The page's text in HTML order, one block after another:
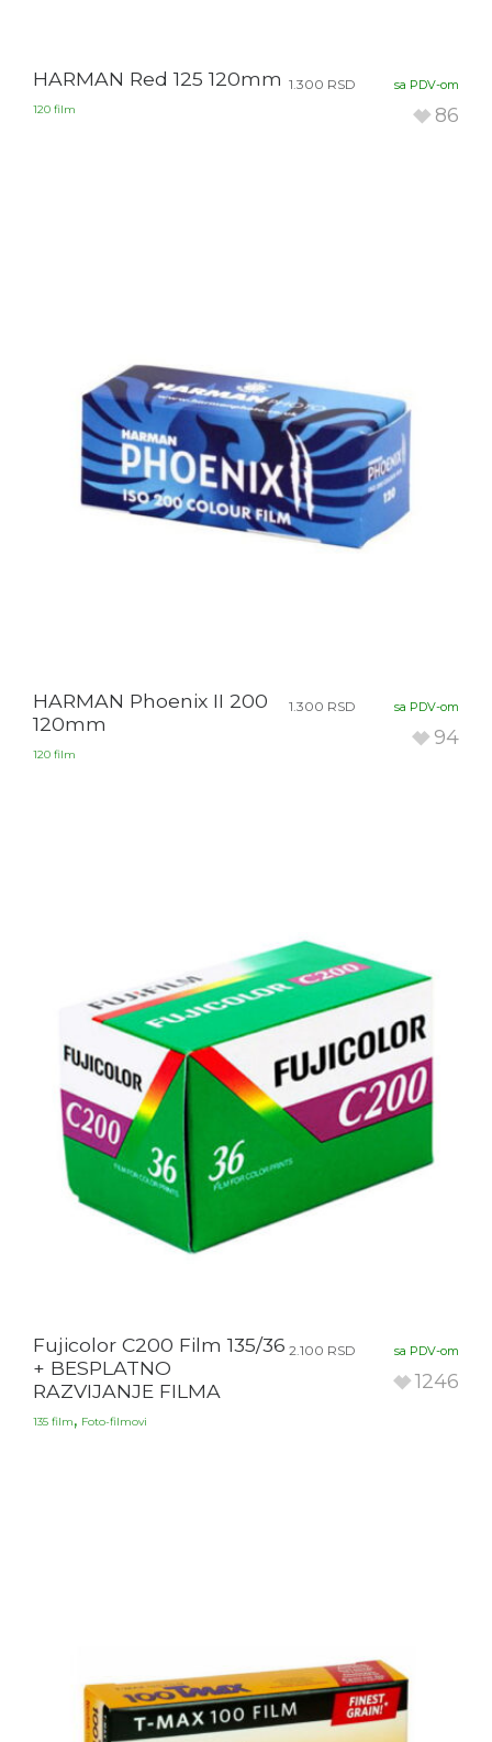
HARMAN Red 125 120mm
120 film
1.300 RSD sa PDV-om
86
HARMAN Phoenix II 200
120mm
120 film
1.300 RSD sa PDV-om
94
Fujicolor C200 Film 135/36
+ BESPLATNO
RAZVIJANJE FILMA
135 film, Foto-filmovi
2.100 RSD sa PDV-om
1246